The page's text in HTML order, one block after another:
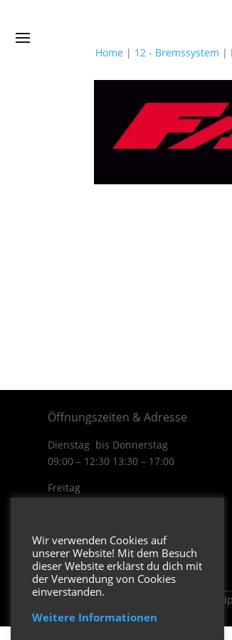
Home | 12 - Bremssystem |
Öffnungszeiten & Adresse
Dienstag bis Donnerstag
09:00 – 12:30 13:30 – 17:00
Freitag
3170 Hainfeld
In Google Maps öffnen.
Copyright 2026 ENDUROSHOP.at
Wir verwenden Cookies auf
unserer Website! Mit dem Besuch
dieser Website erklärst du dich mit
der Verwendung von Cookies
einverstanden.
Weitere Informationen